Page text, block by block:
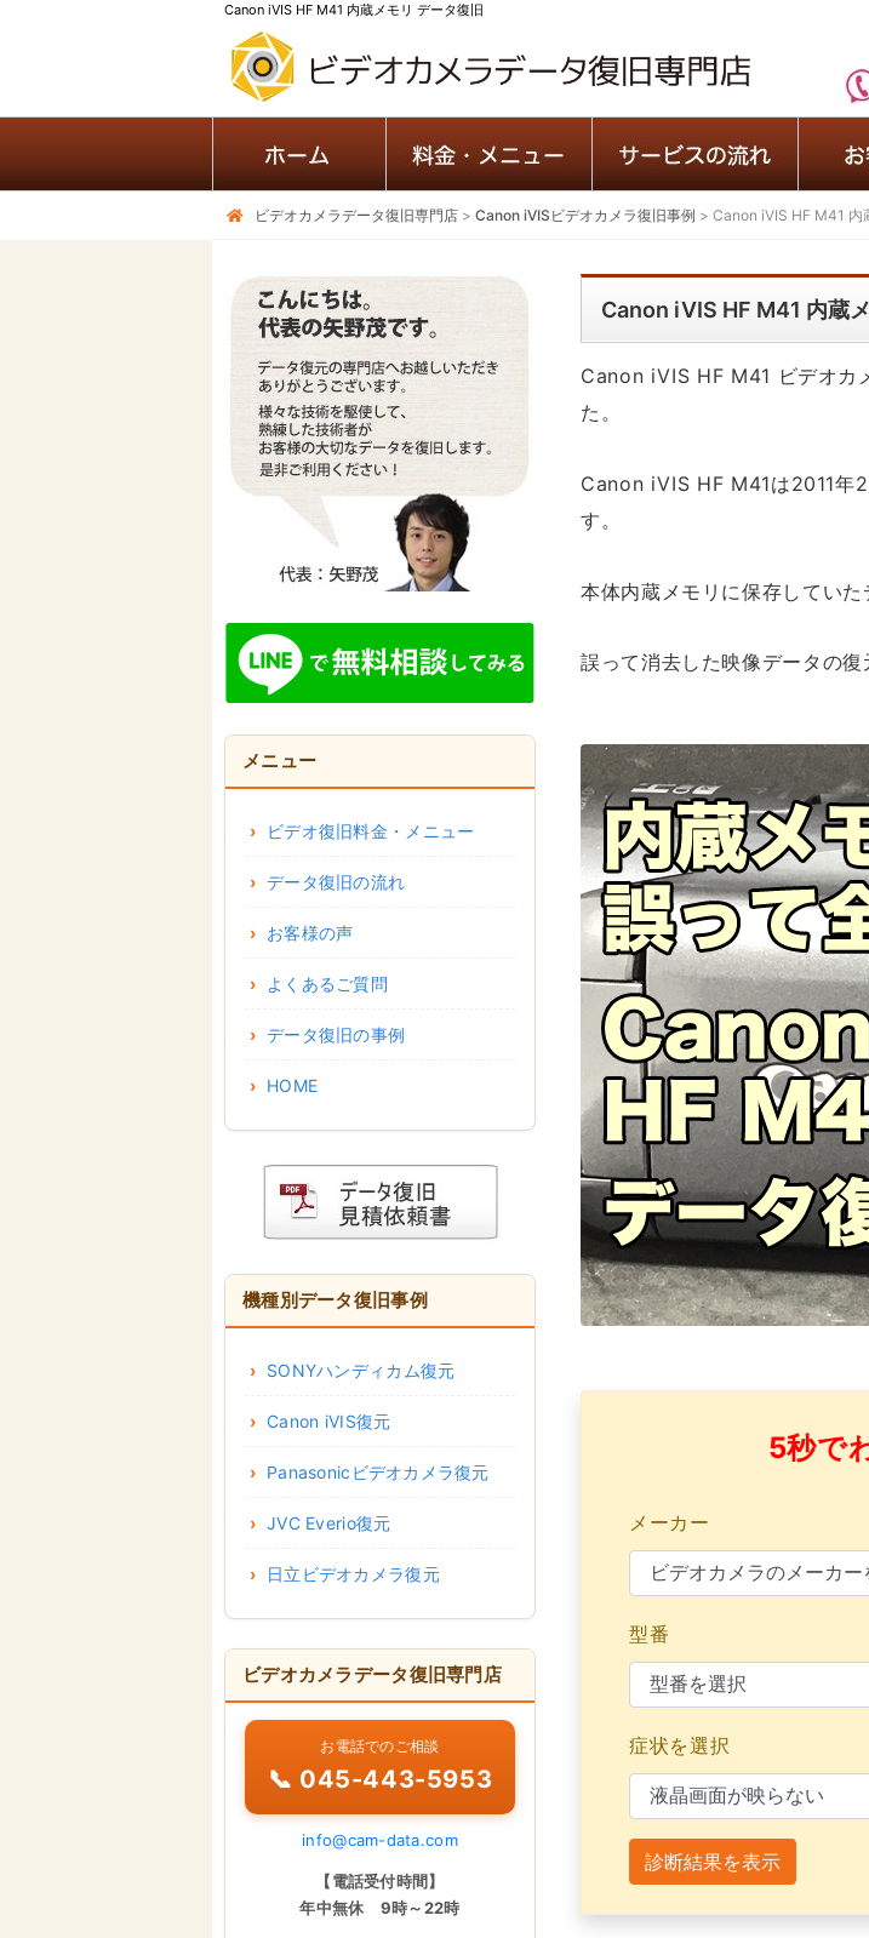
Canon iVIS HF M41 内蔵メモリ データ復旧
ビデオカメラデータ復旧専門店 > Canon iVISビデオカメラ復旧事例 > Canon iVIS HF M41 内
Canon iVIS HF M41 内蔵
Canon iVIS HF M41 ビデオカ
た。
Canon iVIS HF M41は2011年
す。
本体内蔵メモリに保存していた
誤って消去した映像データの復
5秒で
メーカー
型番
症状を選択
診断結果を表示
メニュー
ビデオ復旧料金・メニュー
データ復旧の流れ
お客様の声
よくあるご質問
データ復旧の事例
HOME
機種別データ復旧事例
SONYハンディカム復元
Canon iVIS復元
Panasonicビデオカメラ復元
JVC Everio復元
日立ビデオカメラ復元
ビデオカメラデータ復旧専門店
お電話でのご相談
📞 045-443-5953
info@cam-data.com
【電話受付時間】
年中無休 9時～22時